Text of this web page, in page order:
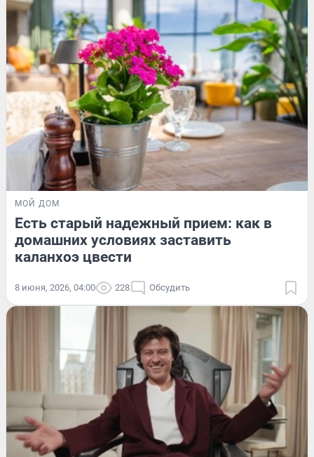
МОЙ ДОМ
Есть старый надежный прием: как в
домашних условиях заставить
каланхоэ цвести
8 июня, 2026, 04:00 228 Обсудить